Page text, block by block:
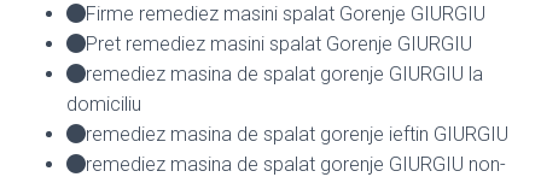
Firme remediez masini spalat Gorenje GIURGIU
Pret remediez masini spalat Gorenje GIURGIU
remediez masina de spalat gorenje GIURGIU la
domiciliu
remediez masina de spalat gorenje ieftin GIURGIU
remediez masina de spalat gorenje GIURGIU non-